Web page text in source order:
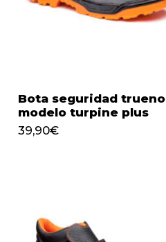
Bota seguridad trueno
modelo turpine plus
39,90€